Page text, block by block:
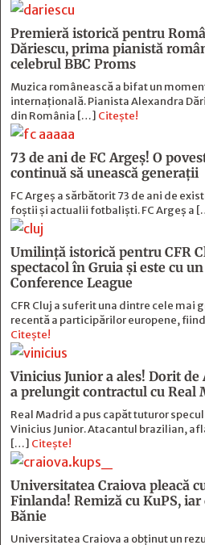
Premieră istorică pentru
Dăriescu, prima pianistă
celebrul BBC Proms
Muzica românească a bifat un
internațională. Pianista Alexandra
din România […] Citește!
73 de ani de FC Argeş! O
continuă să unească generaţii
FC Argeș a sărbătorit 73 de ani de
foștii și actualii fotbaliști. FC Argeș a
Umilință istorică pentru CFR
spectacol în Gruia și este cu
Conference League
CFR Cluj a suferit una dintre cele
recentă a participărilor europene,
Citește!
Vinicius Junior a ales! Dorit
a prelungit contractul cu Real
Real Madrid a pus capăt tuturor
Vinicius Junior. Atacantul brazilian,
[…] Citește!
Universitatea Craiova pleacă
Finlanda! Remiză cu KuPS,
Bănie
Universitatea Craiova a obținut un